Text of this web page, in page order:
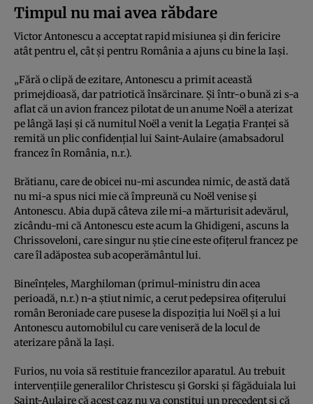
Timpul nu mai avea răbdare
Victor Antonescu a acceptat rapid misiunea și din fericire
atât pentru el, cât și pentru România a ajuns cu bine la Iași.
„Fără o clipă de ezitare, Antonescu a primit această
primejdioasă, dar patriotică însărcinare. Şi într-o bună zi s-a
aflat că un avion francez pilotat de un anume Noël a aterizat
pe lângă Iași şi că numitul Noël a venit la Legația Franței să
remită un plic confidenţial lui Saint-Aulaire (amabsadorul
francez în România, n.r.).
Brătianu, care de obicei nu-mi ascundea nimic, de astă dată
nu mi-a spus nici mie că împreună cu Noël venise şi
Antonescu. Abia după câteva zile mi-a mărturisit adevărul,
zicându-mi că Antonescu este acum la Ghidigeni, ascuns la
Chrissoveloni, care singur nu ştie cine este ofițerul francez pe
care îl adăpostea sub acoperământul lui.
Bineînțeles, Marghiloman (primul-ministru din acea
perioadă, n.r.) n-a ştiut nimic, a cerut pedepsirea ofițerului
român Beroniade care pusese la dispoziția lui Noël şi a lui
Antonescu automobilul cu care veniseră de la locul de
aterizare până la Iaşi.
Furios, nu voia să restituie francezilor aparatul. Au trebuit
intervențiile generalilor Christescu şi Gorski şi făgăduiala lui
Saint-Aulaire că acest caz nu va constitui un precedent şi că